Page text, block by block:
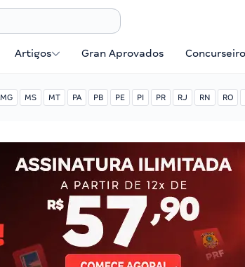
Artigos Gran Aprovados
MG MS MT PA PB PE PI PR RJ RN RO